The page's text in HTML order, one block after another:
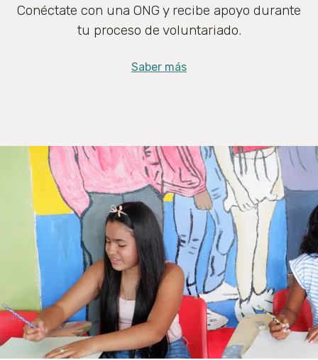
Conéctate con una ONG y recibe apoyo durante
tu proceso de voluntariado.
Saber más